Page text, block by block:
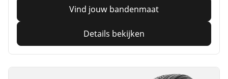
Vind jouw bandenmaat
Details bekijken